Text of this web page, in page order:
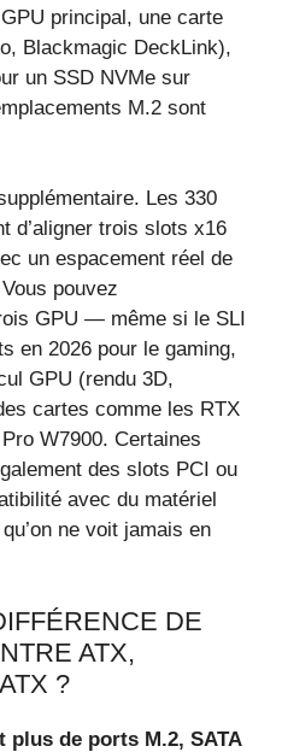
principal, une carte
Blackmagic DeckLink),
un SSD NVMe sur
M.2 sont
Les 330
d’aligner trois slots x16
un espacement réel de
pouvez
GPU — même si le SLI
en 2026 pour le gaming,
GPU (rendu 3D,
cartes comme les RTX
W7900. Certaines
des slots PCI ou
avec du matériel
ne voit jamais en
DE
ATX,
?
plus de ports M.2, SATA